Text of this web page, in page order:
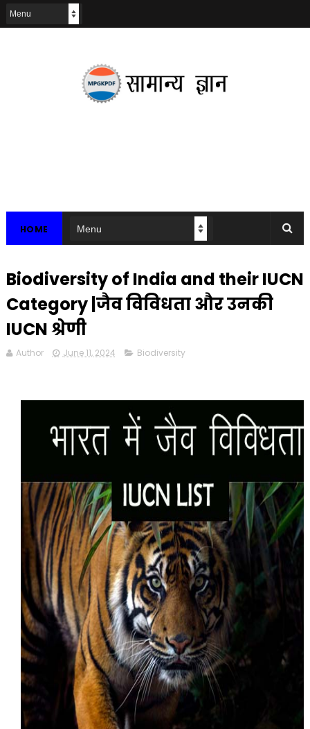
HOME
Biodiversity of India and their IUCN
Category |जैव विविधता और उनकी
IUCN श्रेणी
Author June 11, 2024 Biodiversity